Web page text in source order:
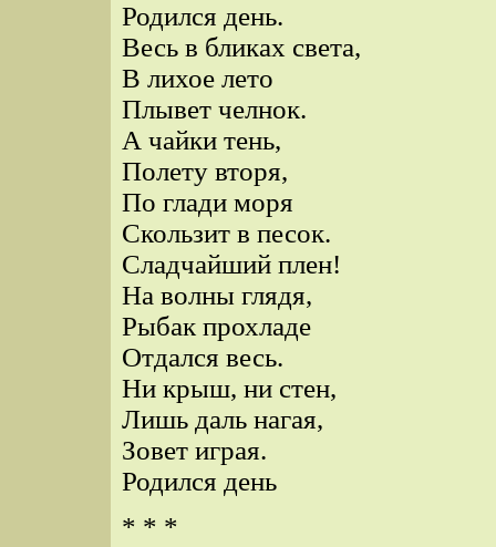
Родился день.
Весь в бликах света,
В лихое лето
Плывет челнок.
А чайки тень,
Полету вторя,
По глади моря
Скользит в песок.
Сладчайший плен!
На волны глядя,
Рыбак прохладе
Отдался весь.
Ни крыш, ни стен,
Лишь даль нагая,
Зовет играя.
Родился день
* * *